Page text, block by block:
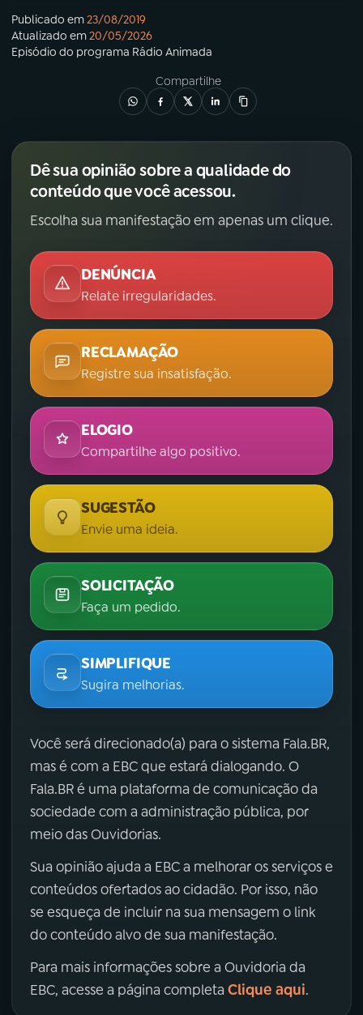
Publicado em23/08/2019
Atualizado em20/05/2026
Episódio do programa Rádio Animada
Compartilhe
Dê sua opinião sobre a qualidade do
conteúdo que você acessou.
Escolha sua manifestação em apenas um clique.
DENÚNCIA
Relate irregularidades.
RECLAMAÇÃO
Registre sua insatisfação.
ELOGIO
Compartilhe algo positivo.
SUGESTÃO
Envie uma ideia.
SOLICITAÇÃO
Faça um pedido.
SIMPLIFIQUE
Sugira melhorias.
Você será direcionado(a) para o sistema Fala.BR,
mas é com a EBC que estará dialogando. O
Fala.BR é uma plataforma de comunicação da
sociedade com a administração pública, por
meio das Ouvidorias.
Sua opinião ajuda a EBC a melhorar os serviços e
conteúdos ofertados ao cidadão. Por isso, não
se esqueça de incluir na sua mensagem o link
do conteúdo alvo de sua manifestação.
Para mais informações sobre a Ouvidoria da
EBC, acesse a página completa Clique aqui.